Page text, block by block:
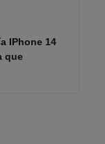
IPhone 14
que